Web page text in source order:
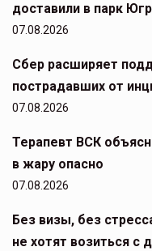
доставили в парк
07.08.2026
Сбер расширяет
пострадавших от
07.08.2026
Терапевт ВСК
в жару опасно
07.08.2026
Без визы, без
не хотят возиться с